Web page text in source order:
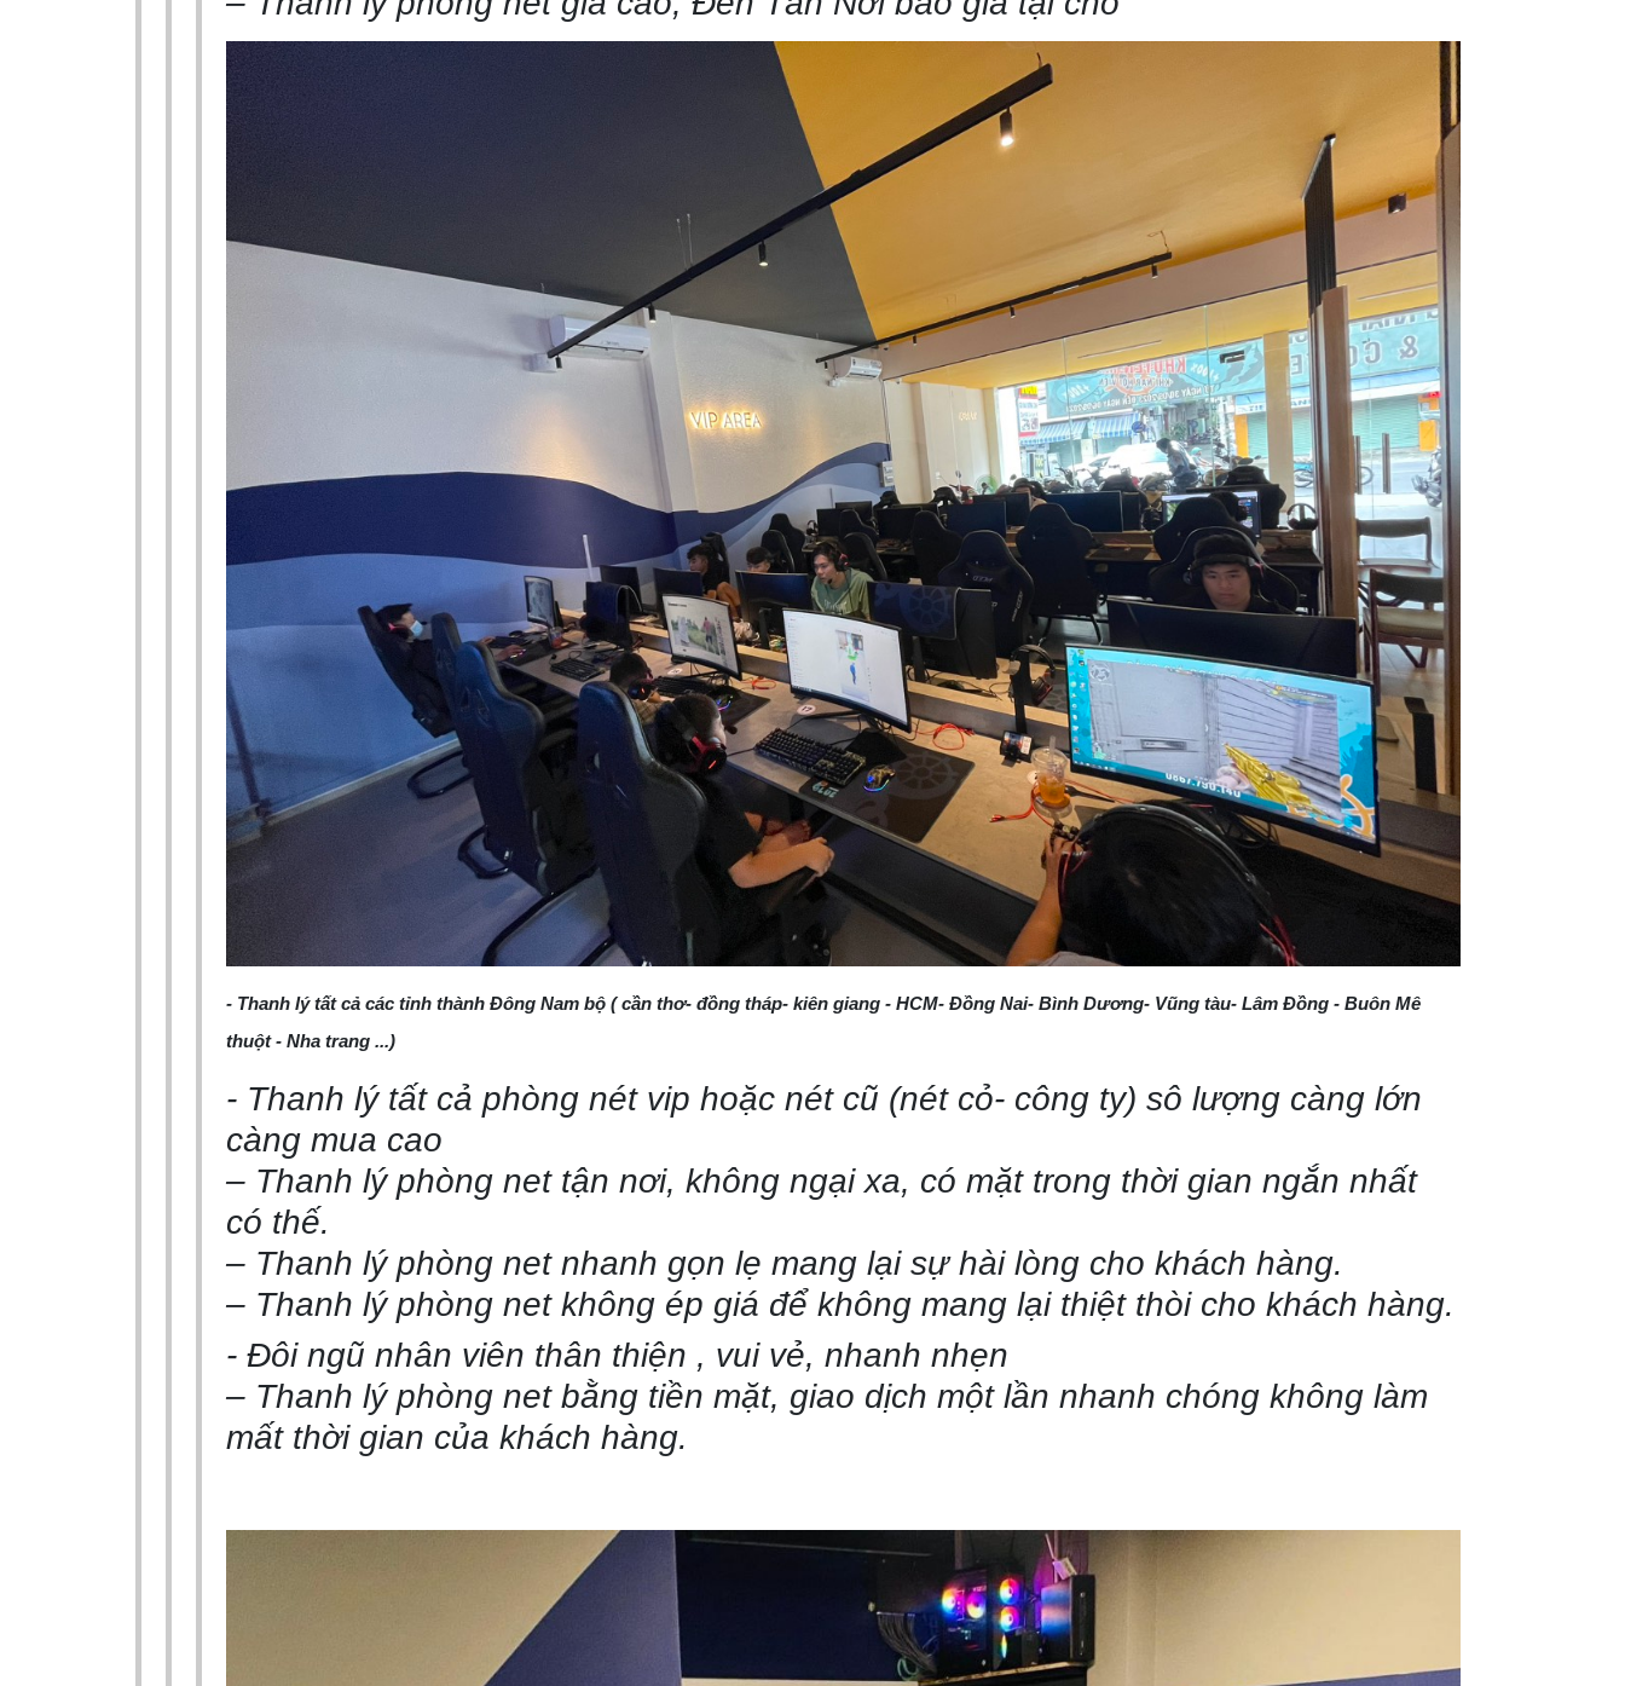
- Thanh lý tất cả các tỉnh thành Đông Nam bộ ( cần thơ- đồng tháp- kiên giang - HCM- Đồng Nai- Bình Dương- Vũng tàu- Lâm Đồng - Buôn Mê
thuột - Nha trang ...)
- Thanh lý tất cả phòng nét vip hoặc nét cũ (nét cỏ- công ty) sô lượng càng lớn
càng mua cao
– Thanh lý phòng net tận nơi, không ngại xa, có mặt trong thời gian ngắn nhất
có thế.
– Thanh lý phòng net nhanh gọn lẹ mang lại sự hài lòng cho khách hàng.
– Thanh lý phòng net không ép giá để không mang lại thiệt thòi cho khách hàng.
- Đôi ngũ nhân viên thân thiện , vui vẻ, nhanh nhẹn
– Thanh lý phòng net bằng tiền mặt, giao dịch một lần nhanh chóng không làm
mất thời gian của khách hàng.